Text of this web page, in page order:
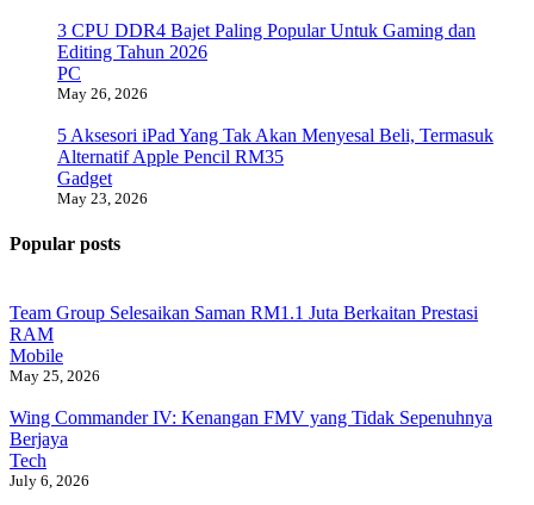
3 CPU DDR4 Bajet Paling Popular Untuk Gaming dan
Editing Tahun 2026
PC
May 26, 2026
5 Aksesori iPad Yang Tak Akan Menyesal Beli, Termasuk
Alternatif Apple Pencil RM35
Gadget
May 23, 2026
Popular posts
Team Group Selesaikan Saman RM1.1 Juta Berkaitan Prestasi
RAM
Mobile
May 25, 2026
Wing Commander IV: Kenangan FMV yang Tidak Sepenuhnya
Berjaya
Tech
July 6, 2026